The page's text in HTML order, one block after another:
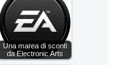
Una marea di sconti
da Electronic Arts